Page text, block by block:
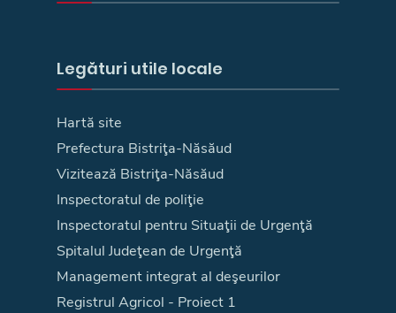
Legături utile locale
Hartă site
Prefectura Bistriţa-Năsăud
Vizitează Bistriţa-Năsăud
Inspectoratul de poliţie
Inspectoratul pentru Situaţii de Urgenţă
Spitalul Judeţean de Urgenţă
Management integrat al deşeurilor
Registrul Agricol - Proiect 1